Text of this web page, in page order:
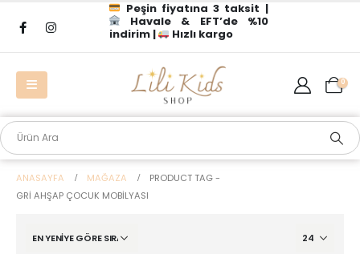
Peşin fiyatına 3 taksit |
Havale & EFT’de %10
indirim |
Hızlı kargo
0
ANASAYFA MAĞAZA
PRODUCT TAG -
GRI AHŞAP ÇOCUK MOBILYASI